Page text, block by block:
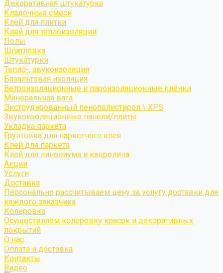
Декоративная штукатурка
Кладочные смеси
Клей для плитки
Клей для теплоизоляции
Полы
Шпатлевка
Штукатурки
Тепло-, звукоизоляция
Базальтовая изоляция
Ветроизоляционные и пароизоляционные плёнки
Минеральная вата
Экструдированный пенополистирол \ XPS
Звукоизоляционные панели/плиты
Укладка паркета
Грунтовка для паркетного клея
Клей для паркета
Клей для линолиума и кавролина
Акции
Услуги
Доставка
Персонально рассчитываем цену за услугу доставки для
каждого заказчика
Колеровка
Осуществляем колеровку красок и декоративных
покрытий
О нас
Оплата и доставка
Контакты
Видео